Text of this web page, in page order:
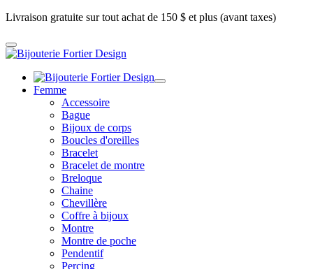
Livraison gratuite sur tout achat de 150 $ et plus (avant taxes)
Femme
Accessoire
Bague
Bijoux de corps
Boucles d'oreilles
Bracelet
Bracelet de montre
Breloque
Chaine
Chevillère
Coffre à bijoux
Montre
Montre de poche
Pendentif
Percing